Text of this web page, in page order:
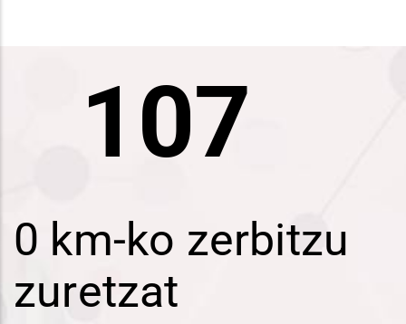
120
0 km-ko zerbitzu
zuretzat